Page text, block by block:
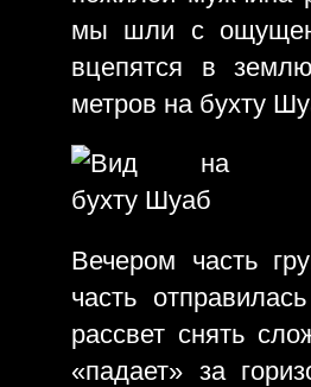
мы шли с
вцепятся в
метров на бухту
Вечером часть
часть
рассвет снять
«падает» за